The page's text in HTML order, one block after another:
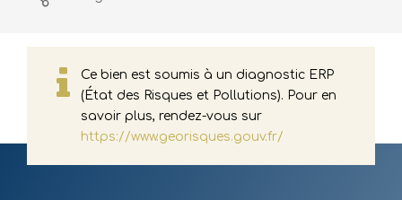
Ce bien est soumis à un diagnostic ERP
(État des Risques et Pollutions). Pour en
savoir plus, rendez-vous sur
https://www.georisques.gouv.fr/